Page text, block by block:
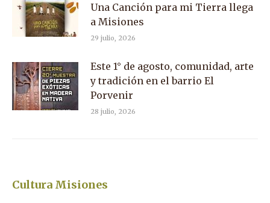
Una Canción para mi Tierra llega
a Misiones
29 julio, 2026
Este 1° de agosto, comunidad, arte
y tradición en el barrio El
Porvenir
28 julio, 2026
Cultura Misiones